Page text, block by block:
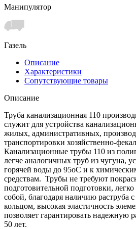
Манипулятор
Газель
Описание
Характеристики
Сопутствующие товары
Описание
Труба канализационная 110
служит для устройства
жилых, административных,
транспортировки хозяйственно-
Канализационные трубы 110 из
легче аналогичных труб из чугуна,
горячей воды до 95оС и к
средствам. Трубы не требуют
подготовительной подготовки,
собой, благодаря наличию раструба
кольцом, высокая эластичность
позволяет гарантировать надежную
50 лет.